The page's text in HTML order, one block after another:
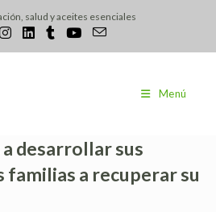
salud y aceites esenciales
Menú
desarrollar sus
familias a recuperar su